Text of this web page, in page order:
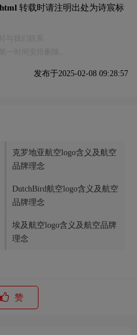
转载时请注明出处为诗宸标
发布于2025-02-08 09:28:57
克罗地亚航空logo含义及航空
品牌理念
DutchBird航空logo含义及航空
品牌理念
埃及航空logo含义及航空品牌
理念
赞